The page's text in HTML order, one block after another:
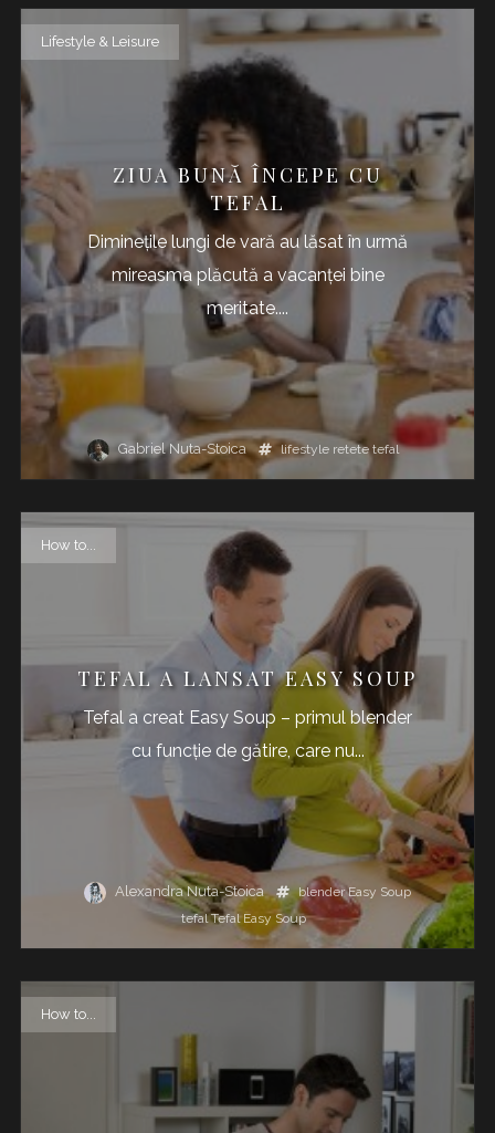
Lifestyle & Leisure
ZIUA BUNĂ ÎNCEPE CU
TEFAL
Dimineţile lungi de vară au lăsat în urmă
mireasma plăcută a vacanţei bine
meritate....
Gabriel Nuta-Stoica lifestyle retete tefal
How to...
TEFAL A LANSAT EASY SOUP
Tefal a creat Easy Soup – primul blender
cu funcție de gătire, care nu...
Alexandra Nuta-Stoica blender Easy Soup
tefal Tefal Easy Soup
How to...